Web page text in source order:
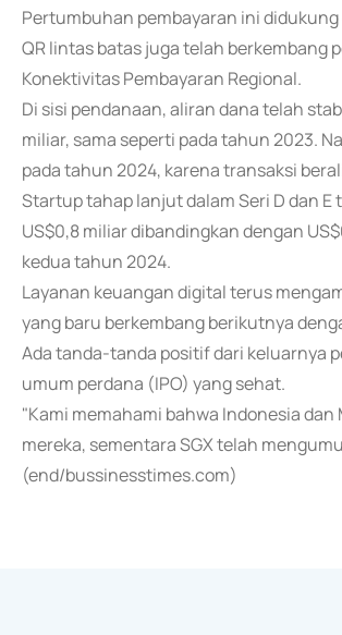
Pertumbuhan pembayaran ini
QR lintas batas juga telah berkembang
Konektivitas Pembayaran Regional.
Di sisi pendanaan, aliran dana telah
miliar, sama seperti pada tahun 2023.
pada tahun 2024, karena transaksi
Startup tahap lanjut dalam Seri D dan
US$0,8 miliar dibandingkan dengan
kedua tahun 2024.
Layanan keuangan digital terus
yang baru berkembang berikutnya
Ada tanda-tanda positif dari keluarnya
umum perdana (IPO) yang sehat.
"Kami memahami bahwa Indonesia
mereka, sementara SGX telah
(end/bussinesstimes.com)